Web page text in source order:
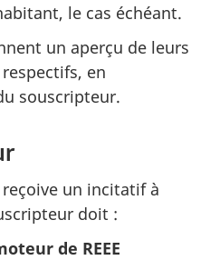
le cas échéant.
un aperçu de leurs
en
souscripteur.
un incitatif à
doit :
de REEE